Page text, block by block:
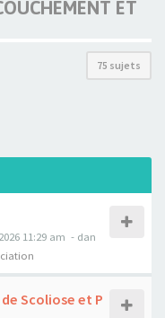
ET
75 sujets
11:29 am - dan
Scoliose et P